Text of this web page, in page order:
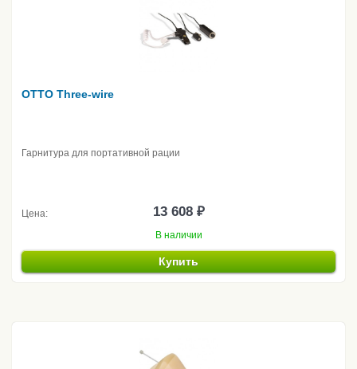
OTTO Three-wire
Гарнитура для портативной рации
Цена: 13 608 ₽
В наличии
Купить